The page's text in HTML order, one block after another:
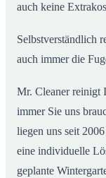
auch keine
Selbstverständlich
auch immer die
Mr. Cleaner reinigt
immer Sie uns
liegen uns seit
eine individuelle
geplante